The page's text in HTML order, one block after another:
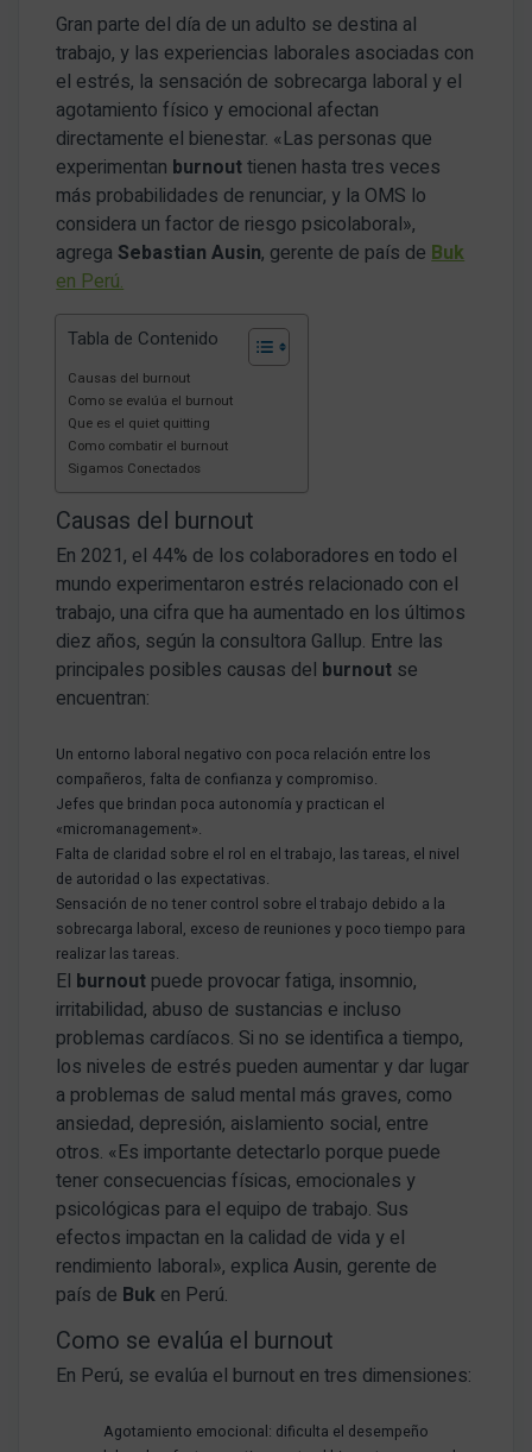
Gran parte del día de un adulto se destina al
trabajo, y las experiencias laborales asociadas con
el estrés, la sensación de sobrecarga laboral y el
agotamiento físico y emocional afectan
directamente el bienestar. «Las personas que
experimentan burnouttienen hasta tres veces
más probabilidades de renunciar, y la OMS lo
considera un factor de riesgo psicolaboral»,
agrega Sebastian Ausin, gerente de país de Buk
en Perú.
Tabla de Contenido
Causas del burnout
Como se evalúa el burnout
Que es el quiet quitting
Como combatir el burnout
Sigamos Conectados
Causas del burnout
En 2021, el 44% de los colaboradores en todo el
mundo experimentaron estrés relacionado con el
trabajo, una cifra que ha aumentado en los últimos
diez años, según la consultora Gallup. Entre las
principales posibles causas del burnout se
encuentran:
Un entorno laboral negativo con poca relación entre los
compañeros, falta de confianza y compromiso.
Jefes que brindan poca autonomía y practican el
«micromanagement».
Falta de claridad sobre el rol en el trabajo, las tareas, el nivel
de autoridad o las expectativas.
Sensación de no tener control sobre el trabajo debido a la
sobrecarga laboral, exceso de reuniones y poco tiempo para
realizar las tareas.
El burnout puede provocar fatiga, insomnio,
irritabilidad, abuso de sustancias e incluso
problemas cardíacos. Si no se identifica a tiempo,
los niveles de estrés pueden aumentar y dar lugar
a problemas de salud mental más graves, como
ansiedad, depresión, aislamiento social, entre
otros. «Es importante detectarlo porque puede
tener consecuencias físicas, emocionales y
psicológicas para el equipo de trabajo. Sus
efectos impactan en la calidad de vida y el
rendimiento laboral», explica Ausin, gerente de
país de Buk en Perú.
Como se evalúa el burnout
En Perú, se evalúa el burnout en tres dimensiones:
Agotamiento emocional: dificulta el desempeño